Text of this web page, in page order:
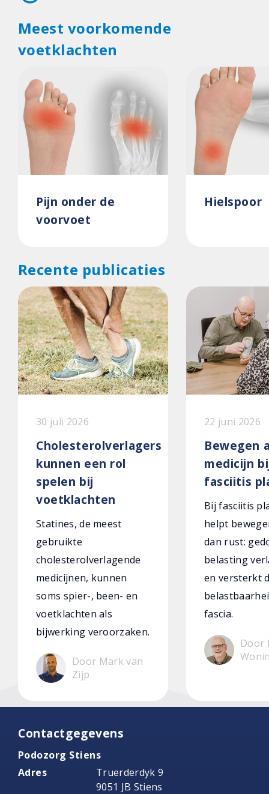
Meest voorkomende
voetklachten
Pijn onder de
voorvoet
Hielspoor
Recente publicaties
30 juli 2026
Cholesterolverlagers
kunnen een rol
spelen bij
voetklachten
Statines, de meest
gebruikte
cholesterolverlagende
medicijnen, kunnen
soms spier-, been- en
voetklachten als
bijwerking veroorzaken.
Door Mark van
Zijp
22 juni 2026
Bewegen
medicijn
fasciitis
Bij fasciitis
helpt
dan rust:
belasting
en versterkt
fascia.
Door
Contactgegevens
Podozorg Stiens
Adres
Truerderdyk 9
9051 JB Stiens